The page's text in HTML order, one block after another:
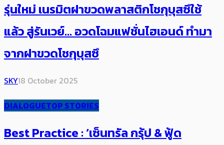
รุ่นใหม่ เนรมิตฝาขวดพลาสติกโชกุบุสซึใช้
แล้ว สู่รันเวย์… อวดโฉมแฟชั่นไฮเอนด์ ทำมา
จากฝาขวดโชกุบุสซึ
SKY18 October 2025
DIALOGUETOP STORIES
Best Practice : ‘เซ็นทรัล กรุ้ป & ฟู้ด